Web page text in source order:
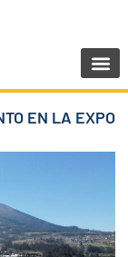
EN LA EXPO